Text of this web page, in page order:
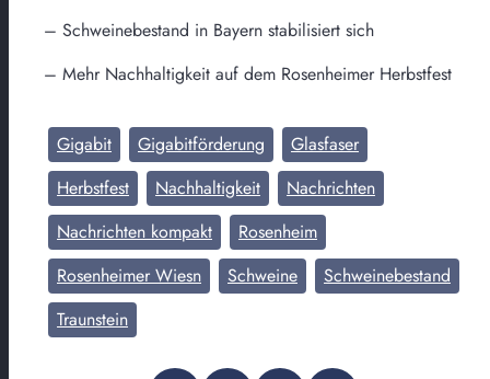
– Schweinebestand in Bayern stabilisiert sich
– Mehr Nachhaltigkeit auf dem Rosenheimer Herbstfest
Gigabit Gigabitförderung
Glasfaser
Herbstfest
Nachhaltigkeit
Nachrichten
Nachrichten kompakt
Rosenheim
Rosenheimer Wiesn
Schweine
Schweinebestand
Traunstein